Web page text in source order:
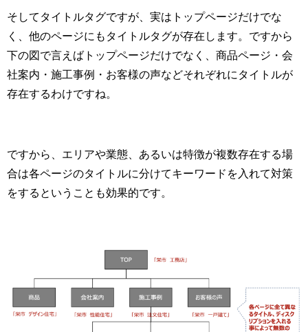
そしてタイトルタグですが、実はトップページだけでな
く、他のページにもタイトルタグが存在します。ですから
下の図で言えばトップページだけでなく、商品ページ・会
社案内・施工事例・お客様の声などそれぞれにタイトルが
存在するわけですね。
ですから、エリアや業態、あるいは特徴が複数存在する場
合は各ページのタイトルに分けてキーワードを入れて対策
をするということも効果的です。